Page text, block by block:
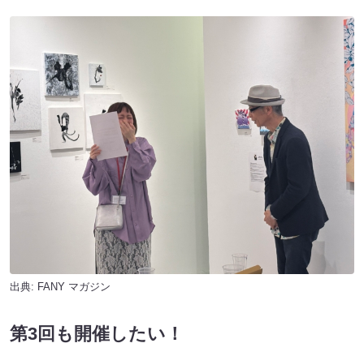
出典: FANY マガジン
第3回も開催したい！